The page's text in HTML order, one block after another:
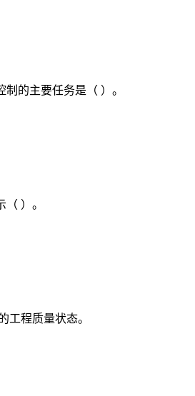
的主要任务是（ ）。
）。
工程质量状态。